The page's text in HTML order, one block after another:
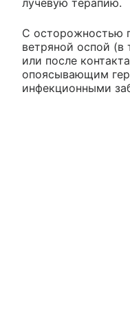
лучевую терапию.
С осторожностью
ветряной оспой (в
или после
опоясывающим
инфекционными